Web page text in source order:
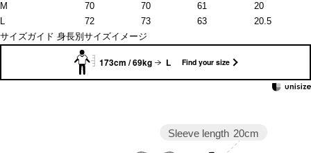
M
70 70 61
20
L
72 73 63
20.5
サイズガイド 身長別サイズイメージ
173cm / 69kg L Find your size
Sleeve length 20cm